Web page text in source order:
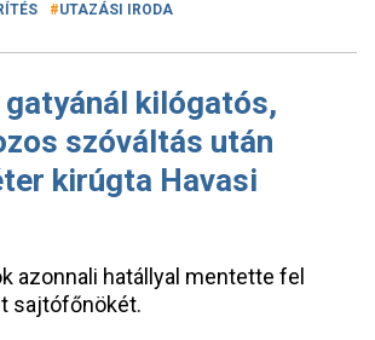
UTAZÁSI IRODA
kilógatós,
szóváltás után
kirúgta Havasi
azonnali hatállyal mentette fel
sajtófőnökét.